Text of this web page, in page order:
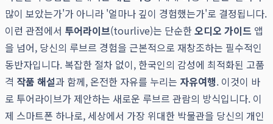
많이 보았는가'가 아니라 '얼마나 깊이 경험했는가'로 결정됩니다.
이런 관점에서 투어라이브(tourlive)는 단순한오디오 가이드 앱
을 넘어, 당신의 루브르 경험을 근본적으로 재창조하는 필수적인
동반자입니다. 복잡한 절차 없이, 한국인의 감성에 최적화된 고품
격 작품 해설과 함께, 온전한 자유를 누리는 자유여행. 이것이 바
로 투어라이브가 제안하는 새로운 루브르 관람의 방식입니다. 이
제 스마트폰 하나로, 세상에서 가장 위대한 박물관을 당신의 개인